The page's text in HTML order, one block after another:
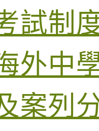
試制
外中
案列